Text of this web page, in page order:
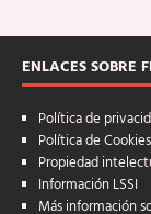
ENLACES SOBRE
Política de
Política de Cookies
Propiedad
Información LSSI
Más información